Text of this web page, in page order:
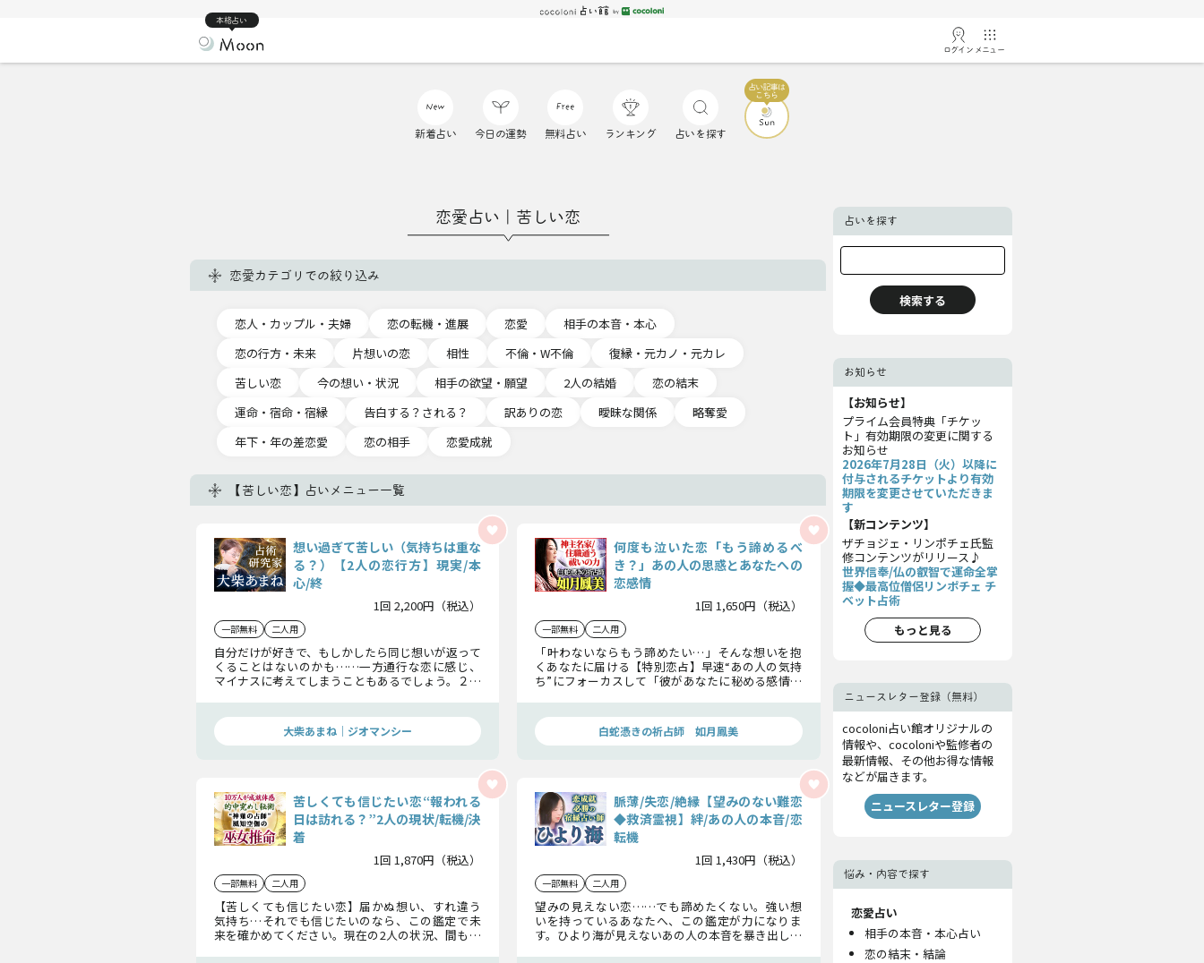
本格占い
ログイン メニュー
新着占い 今日の運勢 無料占い ランキング 占いを探す
恋愛占い｜苦しい恋
恋愛カテゴリでの絞り込み
恋人・カップル・夫婦 恋の転機・進展 恋愛
相手の本音・本心
恋の行方・未来
片想いの恋 相性 不倫・W不倫
復縁・元カノ・元カレ
苦しい恋
今の想い・状況 相手の欲望・願望 2人の結婚
恋の結末
運命・宿命・宿縁
告白する？される？ 訳ありの恋 曖昧な関係
略奪愛
年下・年の差恋愛
恋の相手 恋愛成就
【苦しい恋】占いメニュー一覧
想い過ぎて苦しい（気持ちは重な
る？）【2人の恋行方】現実/本
心/終
1回 2,200円（税込）
一部無料 二人用
自分だけが好きで、もしかしたら同じ想いが返って
くることはないのかも……一方通行な恋に感じ、
マイナスに考えてしまうこともあるでしょう。２人
大柴あまね｜ジオマンシー
何度も泣いた恋「もう諦めるべ
き？」あの人の思惑とあなたへの
恋感情
1回 1,650円（税込）
一部無料 二人用
「叶わないならもう諦めたい…」そんな想いを抱
くあなたに届ける【特別恋占】早速“あの人の気持
ち”にフォーカスして「彼があなたに秘める感情」
白蛇憑きの祈占師 如月鳳美
苦しくても信じたい恋“報われる
日は訪れる？”2人の現状/転機/決
着
1回 1,870円（税込）
一部無料 二人用
【苦しくても信じたい恋】届かぬ想い、すれ違う
気持ち…それでも信じたいのなら、この鑑定で未
来を確かめてください。現在の2人の状況、間もな
脈薄/失恋/絶縁【望みのない難恋
◆救済霊視】絆/あの人の本音/恋
転機
1回 1,430円（税込）
一部無料 二人用
望みの見えない恋……でも諦めたくない。強い想
いを持っているあなたへ、この鑑定が力になりま
す。ひより海が見えないあの人の本音を暴き出し、
占いを探す
お知らせ
【お知らせ】
プライム会員特典「チケッ
ト」有効期限の変更に関する
お知らせ
2026年7月28日（火）以降に
付与されるチケットより有効
期限を変更させていただきま
す
【新コンテンツ】
ザチョジェ・リンポチェ氏監
修コンテンツがリリース♪
世界信奉/仏の叡智で運命全掌
握◆最高位僧侶リンポチェ チ
ベット占術
もっと見る
ニュースレター登録（無料）
cocoloni占い館オリジナルの
情報や、cocoloniや監修者の
最新情報、その他お得な情報
などが届きます。
ニュースレター登録
悩み・内容で探す
恋愛占い
相手の本音・本心占い
恋の結末・結論